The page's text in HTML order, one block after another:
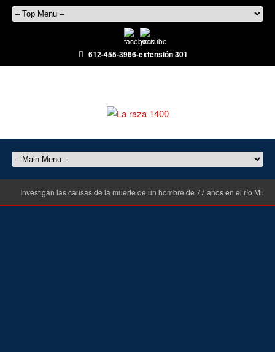
612-455-3966-extensión 301
Investigan las causas de la muerte de un hombre de 77 años en el río